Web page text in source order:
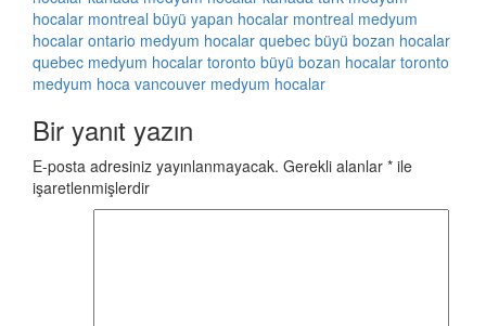
hocalar montreal büyü yapan hocalar montreal medyum
hocalar ontario medyum hocalar quebec büyü bozan hocalar
quebec medyum hocalar toronto büyü bozan hocalar toronto
medyum hoca vancouver medyum hocalar
Bir yanıt yazın
E-posta adresiniz yayınlanmayacak. Gerekli alanlar * ile
işaretlenmişlerdir